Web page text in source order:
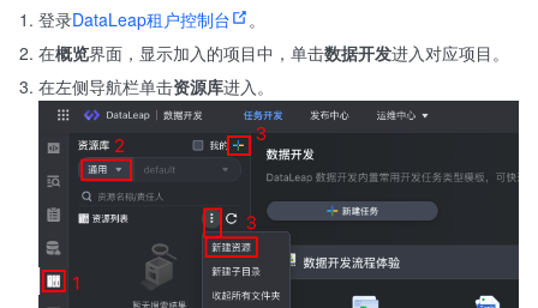
登录DataLeap租户控制台
。
在概览界面，显示加入的项目中，单击数据开发进入对应项目。
在左侧导航栏单击资源库进入。